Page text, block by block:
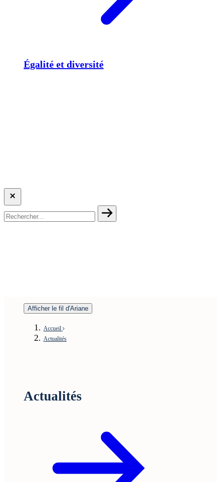
Égalité et diversité
Afficher le fil d'Ariane
Accueil
Actualités
Actualités